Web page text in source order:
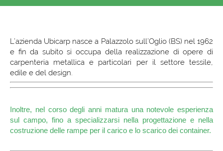
L’azienda Ubicarp nasce a Palazzolo sull’Oglio (BS) nel 1962
e fin da subito si occupa della realizzazione di opere di
carpenteria metallica e particolari per il settore tessile,
edile e del design.
Inoltre, nel corso degli anni matura una notevole esperienza
sul campo, fino a specializzarsi nella progettazione e nella
costruzione delle rampe per il carico e lo scarico dei container.